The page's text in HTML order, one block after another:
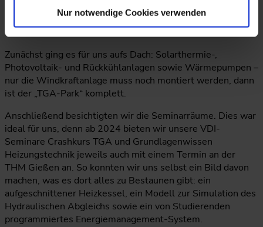
Nur notwendige Cookies verwenden
Forschungsprojekts komplett autark gestaltet. Die
Ergebnisse zur optimalen Betriebsstrategie integrieren sie
auch in die Lehre.
Zunächst ging es für uns aufs Dach: Solarthermie-,
Photovoltaik- und Rückkühlanlagen sowie Wärmepumpen –
nur die Windkraftanlage muss noch montiert werden, dann
ist der „TGA-Park“ komplett.
Anschließend besichtigten wir die Seminarräume. Dies war
ideal für uns, denn ab 2024 bieten wir unsere VDI-
Seminare Crashkurs TGA und Grundlagenwissen
Heizungstechnik jeweils auch mit einem Termin an der
THM Gießen an. So konnten wir uns selbst ein Bild davon
machen, was es dort alles zu Bestaunen gibt: ein
aufgeschnittener Heizkessel, ein Modell zur Simulation des
Hydraulischen Abgleichs sowie ein von Studierenden
programmiertes Energiemanagement-System.